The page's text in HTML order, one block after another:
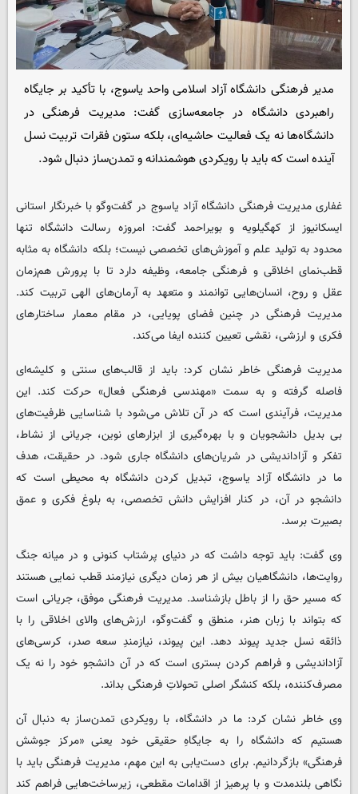
مدیر فرهنگی دانشگاه آزاد اسلامی واحد یاسوج، با تأکید بر جایگاه
راهبردی دانشگاه در جامعه‌سازی گفت: مدیریت فرهنگی در
دانشگاه‌ها نه یک فعالیت حاشیه‌ای، بلکه ستون فقرات تربیت نسل
آینده است که باید با رویکردی هوشمندانه و تمدن‌ساز دنبال شود.
غفاری مدیریت فرهنگی دانشگاه آزاد یاسوج در گفت‌وگو با خبرنگار استانی
ایسکانیوز از کهگیلویه و بویراحمد گفت: امروزه رسالت دانشگاه تنها
محدود به تولید علم و آموزش‌های تخصصی نیست؛ بلکه دانشگاه به مثابه
قطب‌نمای اخلاقی و فرهنگی جامعه، وظیفه دارد تا با پرورش هم‌زمان
عقل و روح، انسان‌هایی توانمند و متعهد به آرمان‌های الهی تربیت کند.
مدیریت فرهنگی در چنین فضای پویایی، در مقام معمار ساختارهای
فکری و ارزشی، نقشی تعیین کننده ایفا می‌کند.
مدیریت فرهنگی خاطر نشان کرد: باید از قالب‌های سنتی و کلیشه‌ای
فاصله گرفته و به سمت «مهندسی فرهنگی فعال» حرکت کند. این
مدیریت، فرآیندی است که در آن تلاش می‌شود با شناسایی ظرفیت‌های
بی‌ بدیل دانشجویان و با بهره‌گیری از ابزارهای نوین، جریانی از نشاط،
تفکر و آزاداندیشی در شریان‌های دانشگاه جاری شود. در حقیقت، هدف
ما در دانشگاه آزاد یاسوج، تبدیل‌ کردن دانشگاه به محیطی است که
دانشجو در آن، در کنار افزایش دانش تخصصی، به بلوغ فکری و عمق
بصیرت برسد.
وی گفت: باید توجه داشت که در دنیای پرشتاب کنونی و در میانه جنگ
روایت‌ها، دانشگاهیان بیش از هر زمان دیگری نیازمند قطب‌ نمایی هستند
که مسیر حق را از باطل بازشناسد. مدیریت فرهنگی موفق، جریانی است
که بتواند با زبان هنر، منطق و گفت‌وگو، ارزش‌های والای اخلاقی را با
ذائقه نسل جدید پیوند دهد. این پیوند، نیازمندِ سعه‌ صدر، کرسی‌های
آزاداندیشی و فراهم‌ کردن بستری است که در آن دانشجو خود را نه یک
مصرف‌کننده، بلکه کنشگر اصلی تحولاتِ فرهنگی بداند.
وی خاطر نشان کرد: ما در دانشگاه، با رویکردی تمدن‌ساز به دنبال آن
هستیم که دانشگاه را به جایگاهِ حقیقی خود یعنی «مرکز جوشش
فرهنگی» بازگردانیم. برای دست‌یابی به این مهم، مدیریت فرهنگی باید با
نگاهی بلندمدت و با پرهیز از اقدامات مقطعی، زیرساخت‌هایی فراهم کند